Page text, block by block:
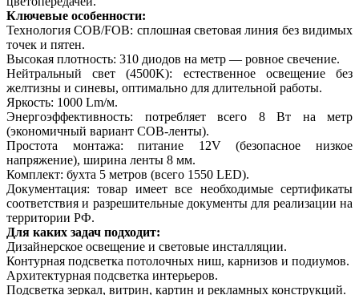
Ключевые особенности:
Технология COB/FOB: сплошная световая линия без видимых
точек и пятен.
Высокая плотность: 310 диодов на метр — ровное свечение.
Нейтральный свет (4500K): естественное освещение без
желтизны и синевы, оптимально для длительной работы.
Яркость: 1000 Lm/м.
Энергоэффективность: потребляет всего 8 Вт на метр
(экономичный вариант COB-ленты).
Простота монтажа: питание 12V (безопасное низкое
напряжение), ширина ленты 8 мм.
Комплект: бухта 5 метров (всего 1550 LED).
Документация: товар имеет все необходимые сертификаты
соответствия и разрешительные документы для реализации на
территории РФ.
Для каких задач подходит:
Дизайнерское освещение и световые инсталляции.
Контурная подсветка потолочных ниш, карнизов и подиумов.
Архитектурная подсветка интерьеров.
Подсветка зеркал, витрин, картин и рекламных конструкций.